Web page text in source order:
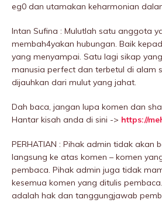
eg0 dan utamakan keharmonian
Intan Sufina : Mulutlah satu anggota
membah4yakan hubungan. Baik
yang menyampai. Satu lagi sikap
manusia perfect dan terbetul di alam
dijauhkan dari mulut yang jahat.
Dah baca, jangan lupa komen dan
Hantar kisah anda di sini -> https://
PERHATIAN : Pihak admin tidak akan
langsung ke atas komen – komen
pembaca. Pihak admin juga tidak
kesemua komen yang ditulis
adalah hak dan tanggungjawab